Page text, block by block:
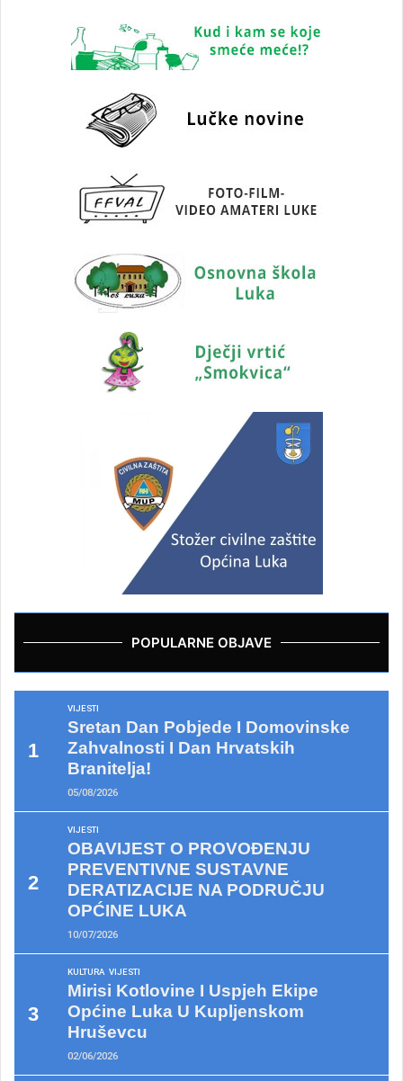
POPULARNE OBJAVE
VIJESTI
Sretan Dan Pobjede I Domovinske
Zahvalnosti I Dan Hrvatskih
Branitelja!
05/08/2026
VIJESTI
OBAVIJEST O PROVOĐENJU
PREVENTIVNE SUSTAVNE
DERATIZACIJE NA PODRUČJU
OPĆINE LUKA
10/07/2026
KULTURA VIJESTI
Mirisi Kotlovine I Uspjeh Ekipe
Općine Luka U Kupljenskom
Hruševcu
02/06/2026